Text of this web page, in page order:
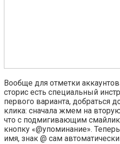
Вообще для отметки
сторис есть специальный
первого варианта, добраться
клика: сначала жмем на
что с подмигивающим
кнопку «@упоминание».
имя, знак @ сам автоматически